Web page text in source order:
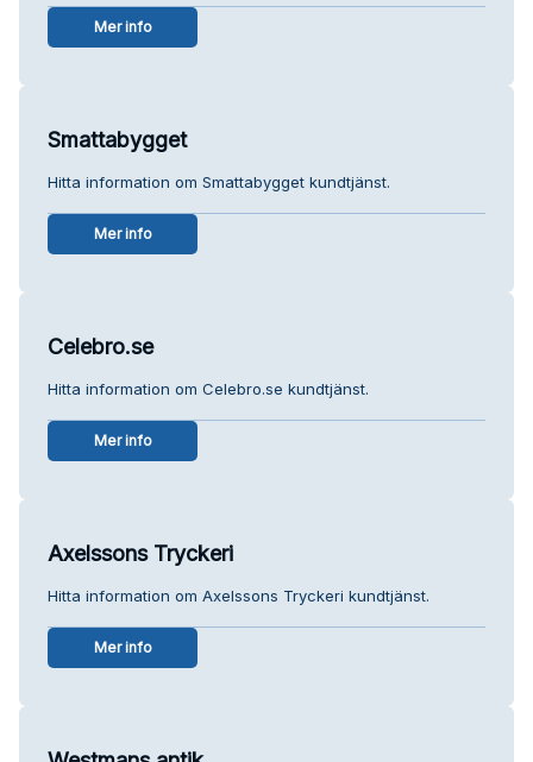
Mer info
Smattabygget
Hitta information om Smattabygget kundtjänst.
Mer info
Celebro.se
Hitta information om Celebro.se kundtjänst.
Mer info
Axelssons Tryckeri
Hitta information om Axelssons Tryckeri kundtjänst.
Mer info